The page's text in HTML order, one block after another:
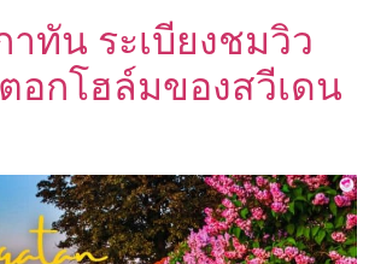
ทัน ระเบียงชมวิว
อกโฮล์มของสวีเดน